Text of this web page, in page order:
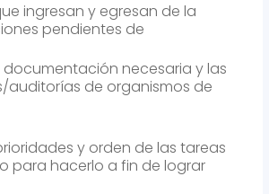
ingresan y egresan de la
pendientes de
necesaria y las
auditorías de organismos de
y orden de las tareas
para hacerlo a fin de lograr